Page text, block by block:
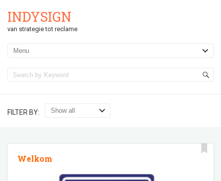
INDYSIGN
van strategie tot reclame
FILTER BY:
Welkom